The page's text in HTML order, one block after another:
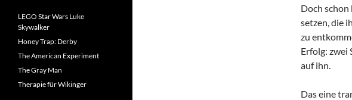
Doch schon
setzen, die
zu
Erfolg: zwei
auf ihn.
Das eine
LEGO Star Wars Luke
Skywalker
Honey Trap: Derby
The American Experiment
The Gray Man
Therapie für Wikinger